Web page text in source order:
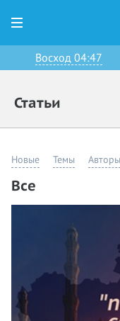
Восход 04:47
Статьи
Новые Темы Авторы
Все